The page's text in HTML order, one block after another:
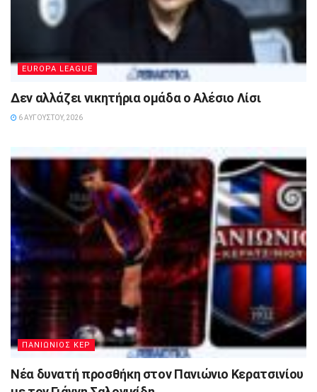
EUROPA LEAGUE
Δεν αλλάζει νικητήρια ομάδα ο Αλέσιο Λίσι
6 ΑΥΓΟΎΣΤΟΥ, 2026
ΠΑΝΙΩΝΙΟΣ ΚΕΡ
Νέα δυνατή προσθήκη στον Πανιώνιο Κερατσινίου